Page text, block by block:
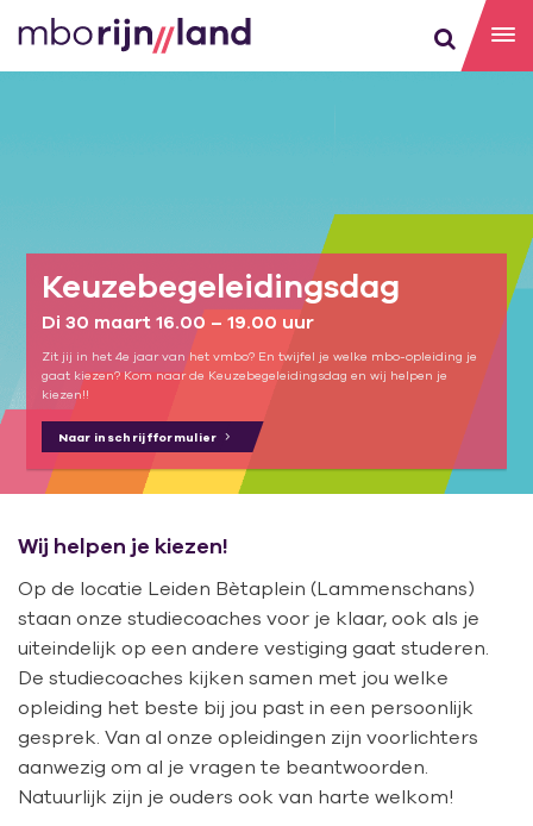
Keuzebegeleidingsdag
Di 30 maart 16.00 – 19.00 uur
Zit jij in het 4e jaar van het vmbo? En twijfel je welke mbo-opleiding je
gaat kiezen? Kom naar de Keuzebegeleidingsdag en wij helpen je
kiezen!!
Naar inschrijfformulier
Wij helpen je kiezen!
Op de locatie Leiden Bètaplein (Lammenschans)
staan onze studiecoaches voor je klaar, ook als je
uiteindelijk op een andere vestiging gaat studeren.
De studiecoaches kijken samen met jou welke
opleiding het beste bij jou past in een persoonlijk
gesprek. Van al onze opleidingen zijn voorlichters
aanwezig om al je vragen te beantwoorden.
Natuurlijk zijn je ouders ook van harte welkom!